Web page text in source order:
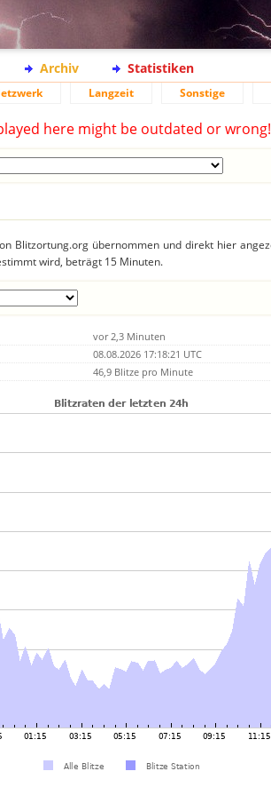
Archiv Statistiken
Langzeit Sonstige
here might be outdated or
Blitzortung.org übernommen und direkt hier
wird, beträgt 15 Minuten.
vor 2,3 Minuten
08.08.2026 17:18:21 UTC
46,9 Blitze pro Minute